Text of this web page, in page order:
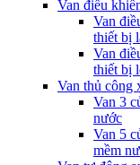
Van điều
Van
thiết bị
Van
thiết bị
Van thủ công
Van 3
nước
Van 5
mềm